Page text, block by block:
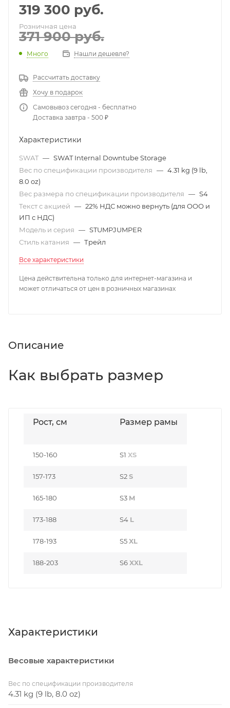
319 300 руб.
Розничная цена
371 900руб.
Много Нашли дешевле?
Рассчитать доставку
Хочу в подарок
Самовывоз сегодня - бесплатно
Доставка завтра - 500 ₽
Характеристики
SWAT — SWAT Internal Downtube Storage
Вес по спецификации производителя — 4.31 kg (9 lb,
8.0 oz)
Вес размера по спецификации производителя — S4
Текст с акцией — 22% НДС можно вернуть (для ООО и
ИП с НДС)
Модель и серия — STUMPJUMPER
Стиль катания — Трейл
Все характеристики
Цена действительна только для интернет-магазина и
может отличаться от цен в розничных магазинах
Описание
Как выбрать размер
Рост, см Размер рамы
150-160 S1 XS
157-173 S2S
165-180 S3 M
173-188 S4 L
178-193 S5XL
188-203 S6XXL
Характеристики
Весовые характеристики
Вес по спецификации производителя
4.31 kg (9 lb, 8.0 oz)